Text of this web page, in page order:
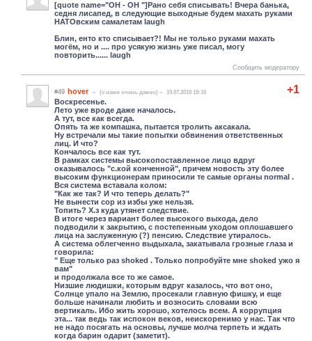
[quote name="ОН - ОН "]Рано себя списывать! Вчера банька,
седня лисапед, в следующие выходные будем махать руками
НАТОвским самалетам laugh
Блин, енто кто списывает?! Мы не только руками махать
могём, но и .... про усякую жизнь уже писал, могу
повторить...... laugh
Сообщить модератору
+1
#49 hover (c нами очень давно) 19.07.2015 15:16
Воскресенье.
Лето уже вроде даже началось.
А тут, все как всегда.
Опять та же компашка, пытается тролить аксакала.
Ну встречали мы такие попытки обвинения ответственных
лиц. И что?
Кончалось все как тут.
В рамках системы высокопоставленное лицо вдруг
оказывалось "с.кой конченной", причем новость эту более
высоким функционерам приносили те самые органы normal .
Вся система вставала колом:
"Как же так? И что теперь делать?"
Не вынести сор из избы уже нельзя.
Топить? Х.з куда утянет следствие.
В итоге через вариант более высокого выхода, дело
подводили к закрытию, с постепенным уходом оплошавшего
лица на заслуженную (?) пенсию. Следствие утиралось.
А система облегченно выдыхала, закатывала грозные глаза и
говорила:
" Еще только раз shoked . Только попробуйте мне shoked ужо я
вам"
и продолжала все то же самое.
Низшие людишки, которым вдруг казалось, что вот оно,
Солнце упало на Землю, просекали главную фишку, и еще
больше начинали любить и возносить словами всю
вертикаль. Ибо жить хорошо, хотелось всем. А коррупция
эта... так ведь так испокон веков, неискоренимо у нас. Так что
не надо посягать на основы, лучше молча терпеть и ждать
когда барин одарит (заметит).